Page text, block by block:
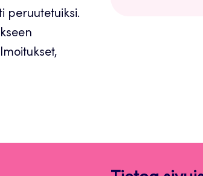
peruutetuiksi.